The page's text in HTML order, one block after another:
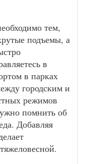
тем,
подъемы, а
в
в парках
городским и
режимов
помнить об
Добавляя